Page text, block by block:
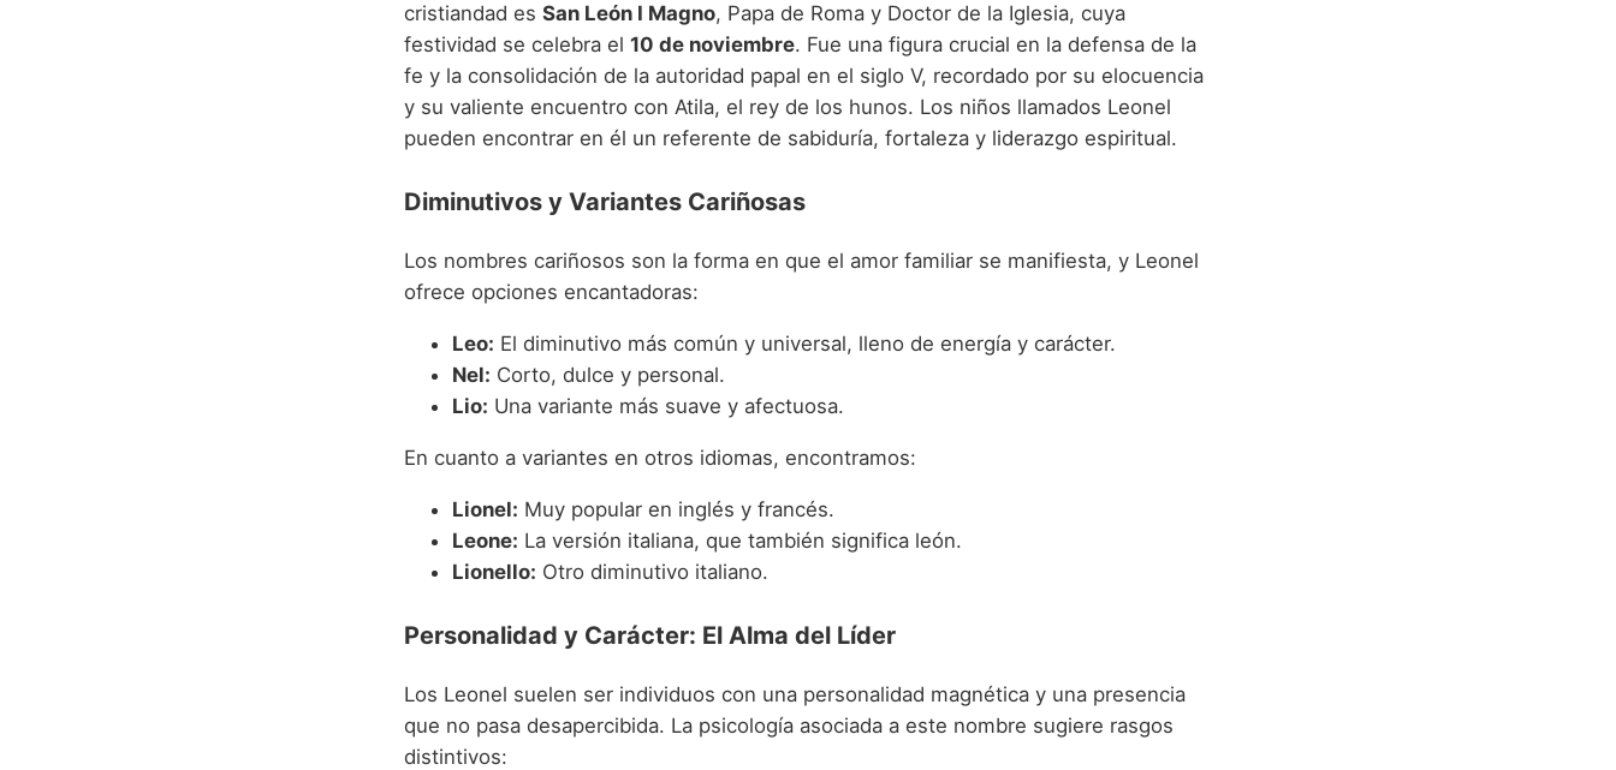
cristiandad es San León I Magno, Papa de Roma y Doctor de la Iglesia, cuya
festividad se celebra el 10 de noviembre. Fue una figura crucial en la defensa de la
fe y la consolidación de la autoridad papal en el siglo V, recordado por su elocuencia
y su valiente encuentro con Atila, el rey de los hunos. Los niños llamados Leonel
pueden encontrar en él un referente de sabiduría, fortaleza y liderazgo espiritual.
Diminutivos y Variantes Cariñosas
Los nombres cariñosos son la forma en que el amor familiar se manifiesta, y Leonel
ofrece opciones encantadoras:
Leo: El diminutivo más común y universal, lleno de energía y carácter.
Nel: Corto, dulce y personal.
Lio: Una variante más suave y afectuosa.
En cuanto a variantes en otros idiomas, encontramos:
Lionel: Muy popular en inglés y francés.
Leone: La versión italiana, que también significa león.
Lionello: Otro diminutivo italiano.
Personalidad y Carácter: El Alma del Líder
Los Leonel suelen ser individuos con una personalidad magnética y una presencia
que no pasa desapercibida. La psicología asociada a este nombre sugiere rasgos
distintivos: